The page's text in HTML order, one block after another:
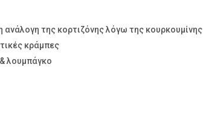
της κορτιζόνης λόγω της κουρκουμίνης
κράμπες
λουμπάγκο